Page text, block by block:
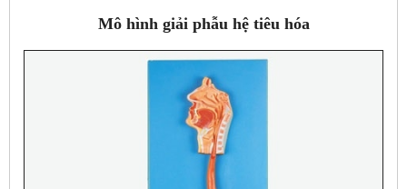
Mô hình giải phẫu hệ tiêu hóa